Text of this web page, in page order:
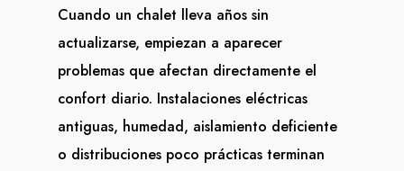
Cuando un chalet lleva años sin
actualizarse, empiezan a aparecer
problemas que afectan directamente el
confort diario. Instalaciones eléctricas
antiguas, humedad, aislamiento deficiente
o distribuciones poco prácticas terminan